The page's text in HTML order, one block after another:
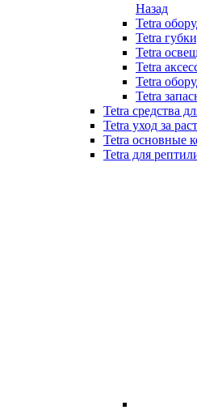
Назад
Tetra
Tetra
Tetra
Tetra
Tetra
Tetra
Tetra средства
Tetra уход за
Tetra основные
Tetra для